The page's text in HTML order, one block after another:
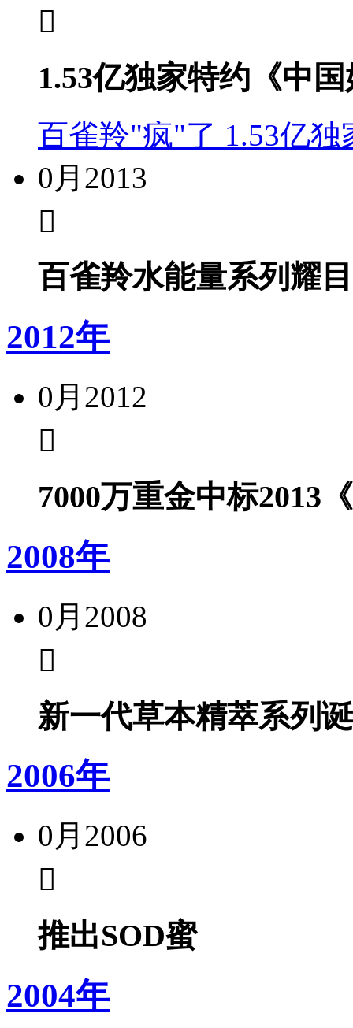
1.53亿独家特约《中
百雀羚"疯"了 1.53亿
0月 2013
百雀羚水能量系列耀
2012年
0月 2012
7000万重金中标2013
2008年
0月 2008
新一代草本精萃系列
2006年
0月 2006
推出SOD蜜
2004年